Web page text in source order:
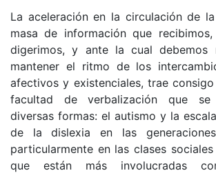
La aceleración en la circulación de
masa de información que recibimos,
digerimos, y ante la cual debemos
mantener el ritmo de los
afectivos y existenciales, trae
facultad de verbalización que se
diversas formas: el autismo y la
de la dislexia en las
particularmente en las clases
que están más involucradas